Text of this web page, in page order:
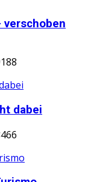
verschoben
dabei